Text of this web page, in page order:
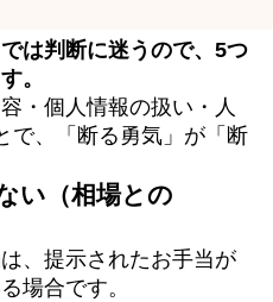
は判断に迷うので、5つ
。
・個人情報の扱い・人
で、「断る勇気」が「断
い（相場との
、提示されたお手当が
場合です。